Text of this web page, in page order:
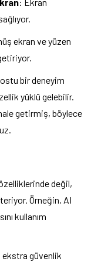
ekran ve yüzen
bir deneyim
yüklü gelebilir.
getirmiş, böylece
değil,
Örneğin, AI
kullanım
güvenlik